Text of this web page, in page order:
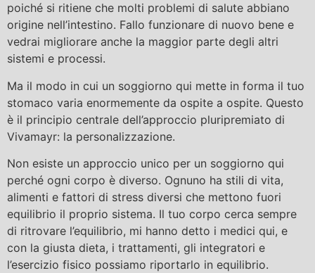
poiché si ritiene che molti problemi di salute abbiano
origine nell’intestino. Fallo funzionare di nuovo bene e
vedrai migliorare anche la maggior parte degli altri
sistemi e processi.
Ma il modo in cui un soggiorno qui mette in forma il tuo
stomaco varia enormemente da ospite a ospite. Questo
è il principio centrale dell’approccio pluripremiato di
Vivamayr: la personalizzazione.
Non esiste un approccio unico per un soggiorno qui
perché ogni corpo è diverso. Ognuno ha stili di vita,
alimenti e fattori di stress diversi che mettono fuori
equilibrio il proprio sistema. Il tuo corpo cerca sempre
di ritrovare l’equilibrio, mi hanno detto i medici qui, e
con la giusta dieta, i trattamenti, gli integratori e
l’esercizio fisico possiamo riportarlo in equilibrio.